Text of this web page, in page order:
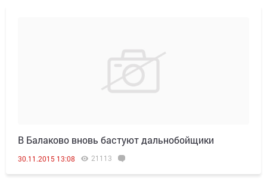
В Балаково вновь бастуют дальнобойщики
30.11.2015 13:08 21113